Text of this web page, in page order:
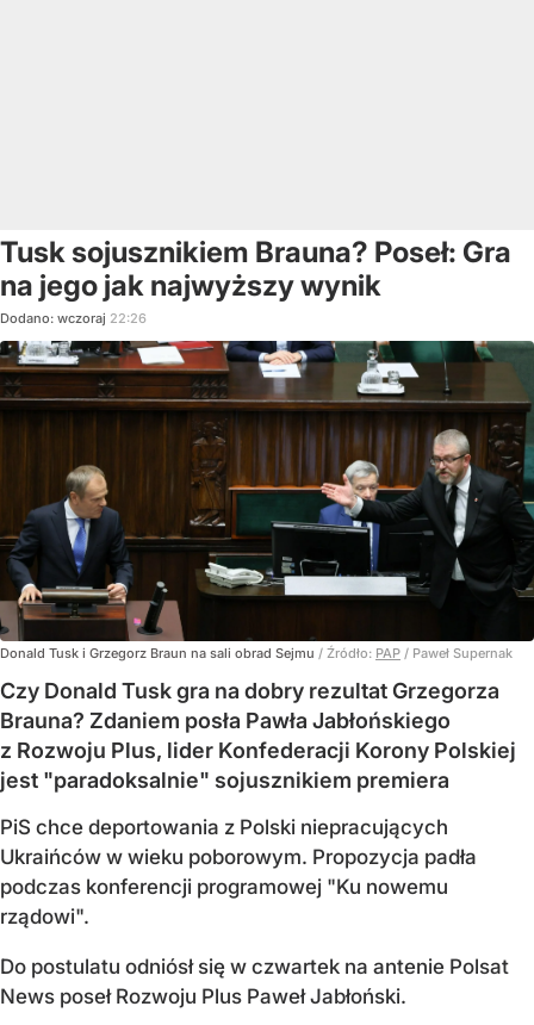
Tusk sojusznikiem Brauna? Poseł: Gra
na jego jak najwyższy wynik
Dodano: wczoraj 22:26
Donald Tusk i Grzegorz Braun na sali obrad Sejmu / Źródło: PAP / Paweł Supernak
Czy Donald Tusk gra na dobry rezultat Grzegorza
Brauna? Zdaniem posła Pawła Jabłońskiego
z Rozwoju Plus, lider Konfederacji Korony Polskiej
jest "paradoksalnie" sojusznikiem premiera
PiS chce deportowania z Polski niepracujących
Ukraińców w wieku poborowym. Propozycja padła
podczas konferencji programowej "Ku nowemu
rządowi".
Do postulatu odniósł się w czwartek na antenie Polsat
News poseł Rozwoju Plus Paweł Jabłoński.